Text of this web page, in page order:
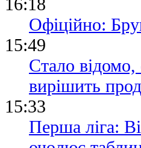
16:18
Офіційно:
15:49
Стало
вирішить
15:33
Перша ліга: